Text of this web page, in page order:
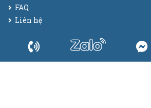
FAQ
Liên hệ
Bao bì màng co